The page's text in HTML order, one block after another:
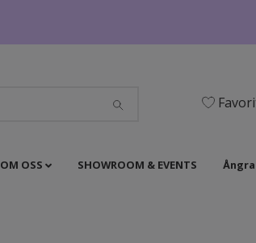
OM OSS SHOWROOM & EVENTS